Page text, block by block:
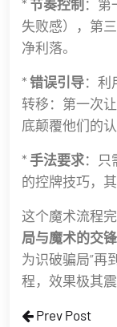
* 节奏控制 ：第
失败感），第
净利落。
* 错误引导：利
转移：第一次
底颠覆他们的认
* 手法要求：只
的控牌技巧，
这个魔术流程
局与魔术的交锋
为识破骗局”再
程，效果极其震
Prev Post